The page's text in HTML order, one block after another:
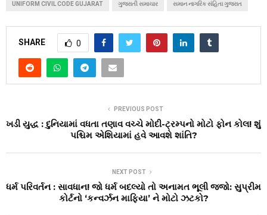
UNIFORM CIVIL CODE GUJARAT ગુજરાતી સમાચાર સમાન નાગરિક સંહિતા ગુજરાત
SHARE 0
PREVIOUS POST
ખડી યુદ્ધ : દુનિયામાં વધતા તણાવ વચ્ચે મોદી-ટ્રમ્પનો મોટો ફોન કોલ! શું
પશ્ચિમ એશિયામાં હવે આવશે શાંતિ?
NEXT POST
ધર્મ પરિવર્તન : સાવધાન! જો ધર્મ બદલ્યો તો અનામત ભૂલી જજો: સુપ્રીમ
કોર્ટનો ‘કન્વર્ઝન માફિયા’ ને મોટો ઝટકો?